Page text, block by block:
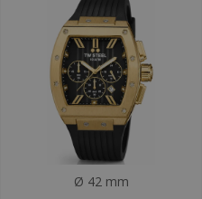
Ø 42 mm